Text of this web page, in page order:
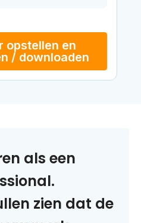
opstellen en
/ downloaden
als een
zien dat de